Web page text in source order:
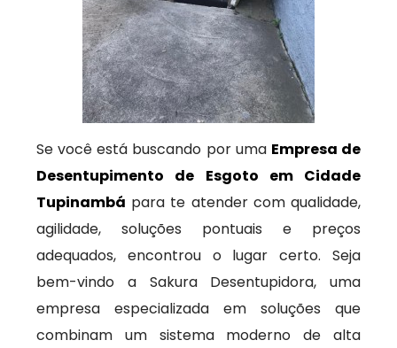
Se você está buscando por uma Empresa de
Desentupimento de Esgoto em Cidade
Tupinambá para te atender com qualidade,
agilidade, soluções pontuais e preços
adequados, encontrou o lugar certo. Seja
bem-vindo a Sakura Desentupidora, uma
empresa especializada em soluções que
combinam um sistema moderno de alta